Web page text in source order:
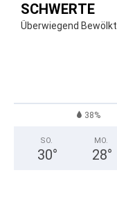
SCHWERTE
Überwiegend Bewölkt
38%
SO.
30°
MO.
28°